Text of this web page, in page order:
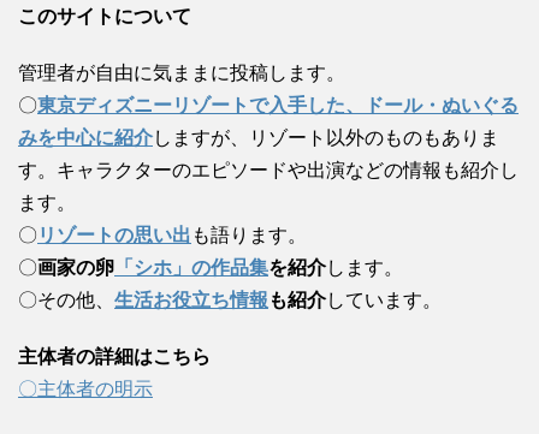
このサイトについて
管理者が自由に気ままに投稿します。
〇東京ディズニーリゾートで入手した、ドール・ぬいぐる
みを中心に紹介しますが、リゾート以外のものもありま
す。キャラクターのエピソードや出演などの情報も紹介し
ます。
〇 リゾートの思い出 も語ります。
〇画家の卵 「シホ」の作品集を紹介します。
〇その他、 生活お役立ち情報 も紹介しています。
主体者の詳細はこちら
〇主体者の明示